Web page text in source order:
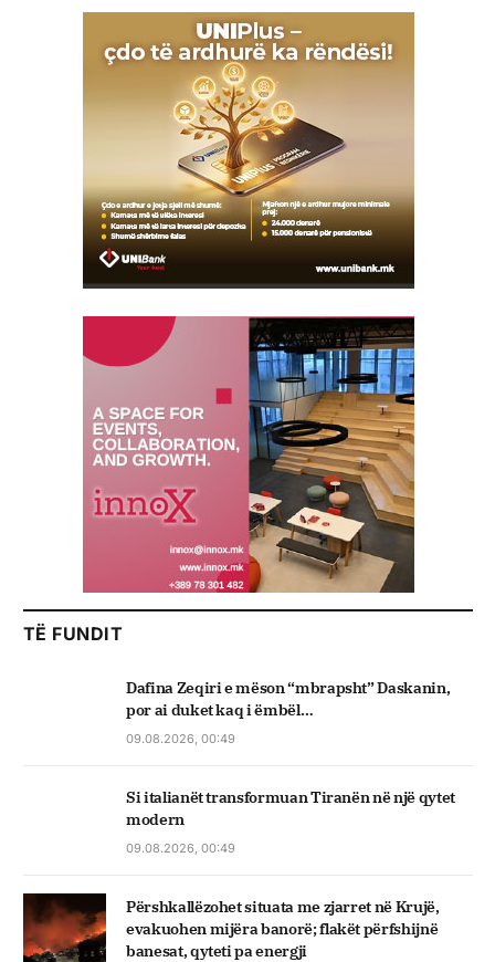
TË FUNDIT
Dafina Zeqiri e mëson “mbrapsht” Daskanin,
por ai duket kaq i ëmbël…
09.08.2026, 00:49
Si italianët transformuan Tiranën në një qytet
modern
09.08.2026, 00:49
Përshkallëzohet situata me zjarret në Krujë,
evakuohen mijëra banorë; flakët përfshijnë
banesat, qyteti pa energji